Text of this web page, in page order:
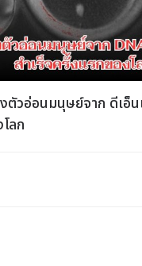
ตัวอ่อนมนุษย์จาก ดีเอ็น
ลก